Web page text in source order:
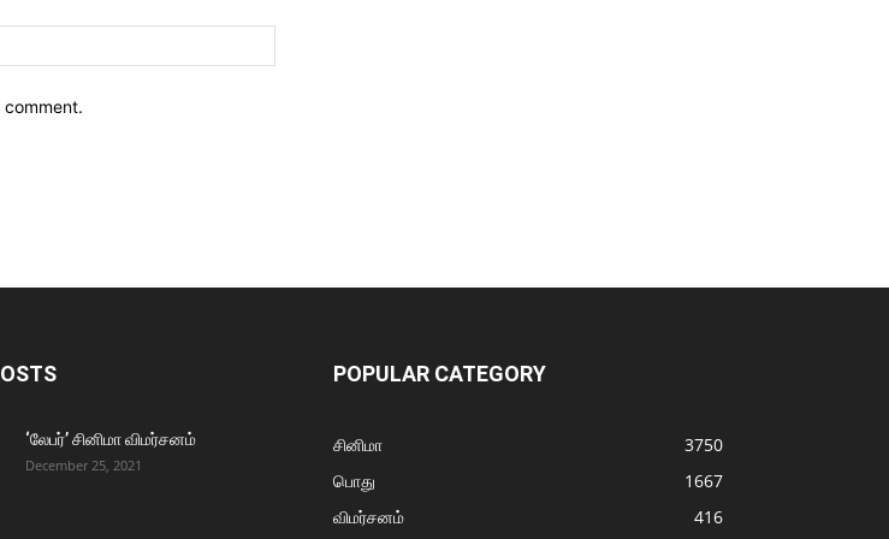
‘லேபர்’ சினிமா விமர்சனம்
December 25, 2021
POPULAR CATEGORY
சினிமா
3750
பொது
1667
விமர்சனம்
416